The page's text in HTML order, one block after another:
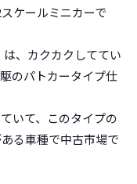
ケールミニカーで
、カクカクしててい
のパトカータイプ仕
いて、このタイプの
る車種で中古市場で